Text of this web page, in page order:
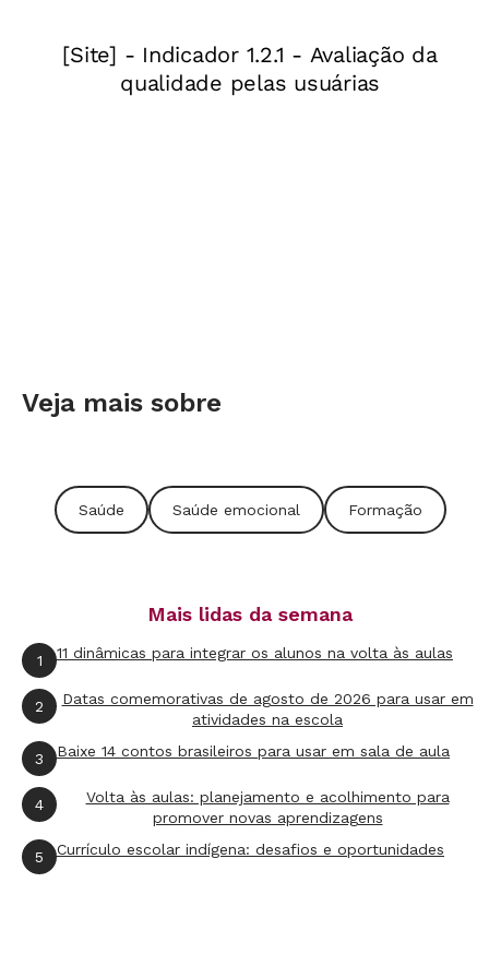
preparados às escolas, com as funções
executivas menos desenvolvidas que indivíduos
um educador exemplar, mas uma situação
surge e, quando nos damos conta, estamos
no piloto automático, no “calor da emoção”?
Para que qualidades como foco e tranquilidade
possam florescer, não é somente uma questão
de decidir “ser uma pessoa equilibrada”. No
meio de um episódio emocional, é de pouca
utilidade que alguém nos diga: “Ei, você precisa
se acalmar”. Disso sabemos. O que muitas vezes
não sabemos écomofazer isso.
Veja mais sobre
Saúde Saúde emocional Formação
Mais lidas da semana
1 11 dinâmicas para integrar os alunos na volta às aulas
2
Datas comemorativas de agosto de 2026 para usar em
atividades na escola
3 Baixe 14 contos brasileiros para usar em sala de aula
4
Volta às aulas: planejamento e acolhimento para
promover novas aprendizagens
5 Currículo escolar indígena: desafios e oportunidades